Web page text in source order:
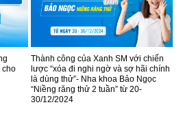
cho
Thành công của Xanh SM với chiến
lược “xóa đi nghi ngờ và sợ hãi chính
là dùng thử”- Nha khoa Bảo Ngọc
“Niềng răng thử 2 tuần” từ 20-
30/12/2024